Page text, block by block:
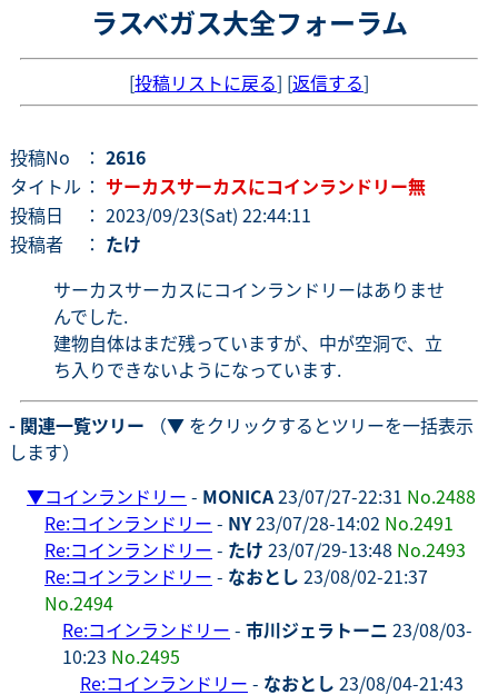
ラスベガス大全フォーラム
[投稿リストに戻る] [返信する]
投稿No ： 2616
タイトル ： サーカスサーカスにコインランドリー無
投稿日
： 2023/09/23(Sat) 22:44:11
投稿者
： たけ
サーカスサーカスにコインランドリーはありませ
んでした.
建物自体はまだ残っていますが、中が空洞で、立
ち入りできないようになっています.
- 関連一覧ツリー （▼ をクリックするとツリーを一括表示
します）
▼コインランドリー - MONICA23/07/27-22:31 No.2488
Re:コインランドリー - NY23/07/28-14:02 No.2491
Re:コインランドリー - たけ 23/07/29-13:48 No.2493
Re:コインランドリー - なおとし 23/08/02-21:37
No.2494
Re:コインランドリー - 市川ジェラトーニ 23/08/03-
10:23 No.2495
Re:コインランドリー - なおとし 23/08/04-21:43